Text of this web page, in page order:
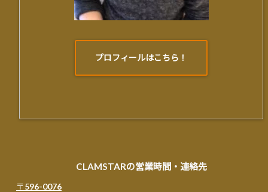
プロフィールはこちら！
CLAMSTARの営業時間・連絡先
〒596-0076